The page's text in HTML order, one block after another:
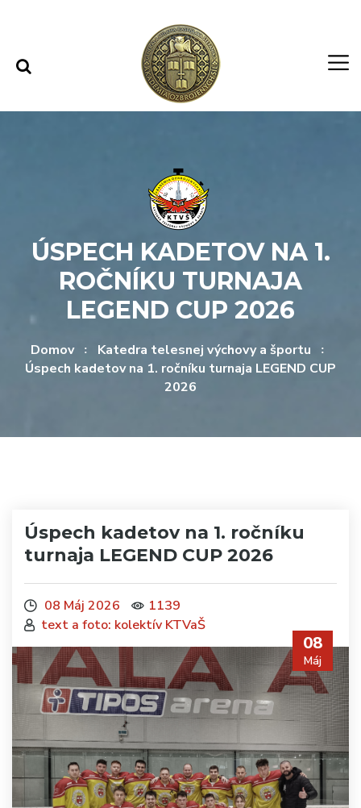
ÚSPECH KADETOV NA 1.
ROČNÍKU TURNAJA
LEGEND CUP 2026
Domov
Katedra telesnej výchovy a športu
Úspech kadetov na 1. ročníku turnaja LEGEND CUP
2026
Úspech kadetov na 1. ročníku
turnaja LEGEND CUP 2026
08 Máj 2026
1139
text a foto: kolektív KTVaŠ
08
Máj